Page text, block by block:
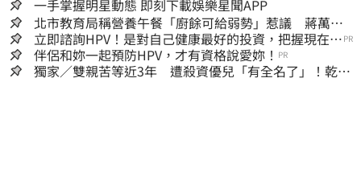
一手掌握明星動態 即刻下載娛樂星聞APP
北市教育局稱營養午餐「廚餘可給弱勢」惹議 蔣萬安
急喊：不會這樣做
立即諮詢HPV！是對自己健康最好的投資，把握現在不
嫌晚！
PR
伴侶和妳一起預防HPV，才有資格說愛妳！ PR
獨家／雙親苦等近3年 遭殺資優兒「有全名了」！乾妹